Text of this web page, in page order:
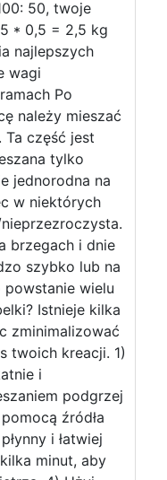
50, twoje
* 0,5 = 2,5 kg
najlepszych
wagi
Po
należy mieszać
część jest
tylko
jednorodna na
w niektórych
brzegach i dnie
szybko lub na
powstanie wielu
Istnieje kilka
zminimalizować
twoich kreacji. 1)
i
podgrzej
źródła
i łatwiej
minut, aby